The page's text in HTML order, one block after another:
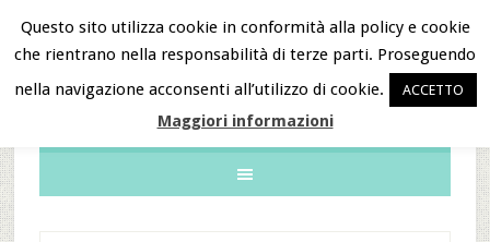
B&B Notizie
Questo sito utilizza cookie in conformità alla policy e cookie
che rientrano nella responsabilità di terze parti. Proseguendo
nella navigazione acconsenti all’utilizzo di cookie.
ACCETTO
Maggiori informazioni